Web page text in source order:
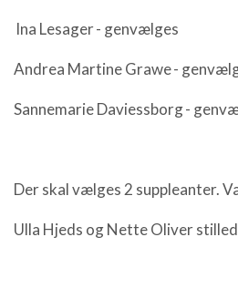
Ina Lesager - genvælges
Andrea Martine Grawe -
Sannemarie Daviessborg -
Der skal vælges 2 suppleanter.
Ulla Hjeds og Nette Oliver